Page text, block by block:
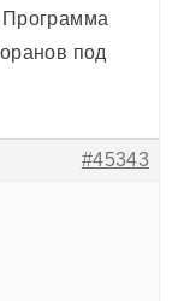
под
#45343